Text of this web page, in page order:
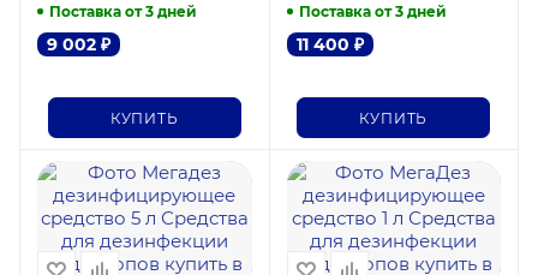
Поставка от 3 дней
9 002 ₽
КУПИТЬ
Поставка от 3 дней
11 400 ₽
КУПИТЬ